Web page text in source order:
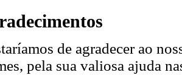
de agradecer ao
pela sua valiosa ajuda